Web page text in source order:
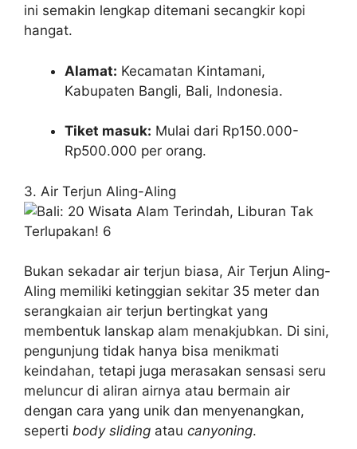
ini semakin lengkap ditemani secangkir kopi
hangat.
Alamat: Kecamatan Kintamani,
Kabupaten Bangli, Bali, Indonesia.
Tiket masuk: Mulai dari Rp150.000-
Rp500.000 per orang.
3. Air Terjun Aling-Aling
Bukan sekadar air terjun biasa, Air Terjun Aling-
Aling memiliki ketinggian sekitar 35 meter dan
serangkaian air terjun bertingkat yang
membentuk lanskap alam menakjubkan. Di sini,
pengunjung tidak hanya bisa menikmati
keindahan, tetapi juga merasakan sensasi seru
meluncur di aliran airnya atau bermain air
dengan cara yang unik dan menyenangkan,
seperti body sliding atau canyoning.